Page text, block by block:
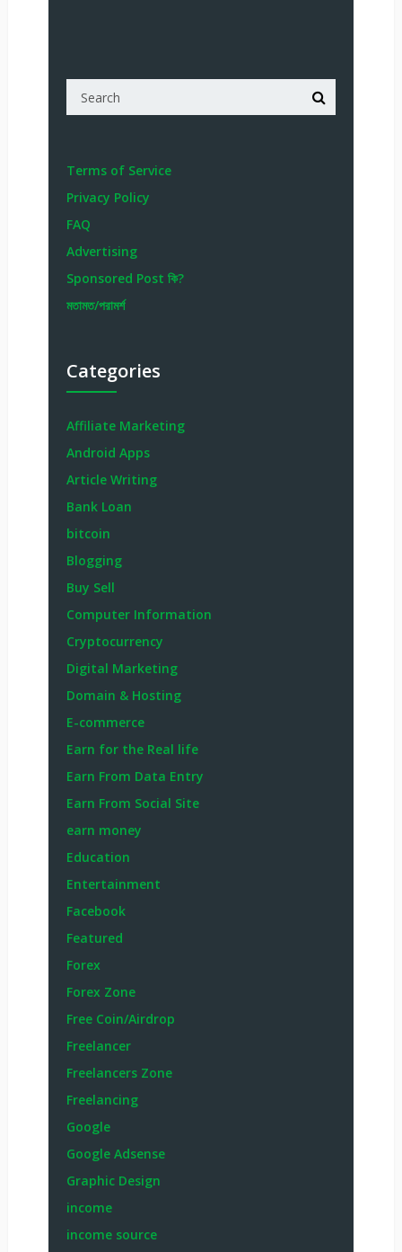
Terms of Service
Privacy Policy
FAQ
Advertising
Sponsored Post কি?
মতামত/পরামর্শ
Categories
Affiliate Marketing
Android Apps
Article Writing
Bank Loan
bitcoin
Blogging
Buy Sell
Computer Information
Cryptocurrency
Digital Marketing
Domain & Hosting
E-commerce
Earn for the Real life
Earn From Data Entry
Earn From Social Site
earn money
Education
Entertainment
Facebook
Featured
Forex
Forex Zone
Free Coin/Airdrop
Freelancer
Freelancers Zone
Freelancing
Google
Google Adsense
Graphic Design
income
income source